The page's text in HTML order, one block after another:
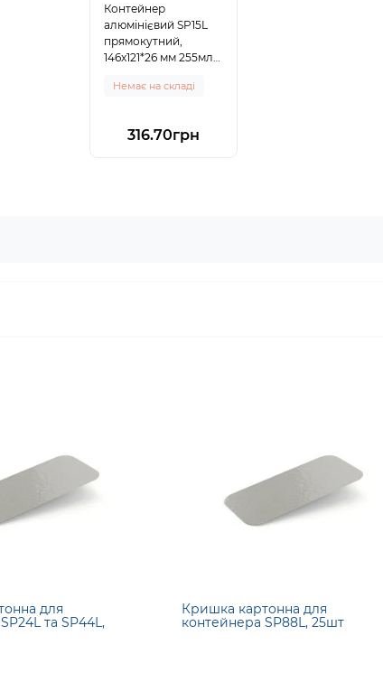
Контейнер
алюмінієвий SP15L
прямокутний,
146x121*26 мм 255мл
Немає на складі
316.70грн
для
та SP44L,
Кришка картонна для
контейнера SP88L, 25шт